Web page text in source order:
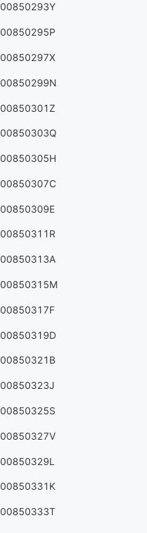
00850293Y
00850295P
00850297X
00850299N
00850301Z
00850303Q
00850305H
00850307C
00850309E
00850311R
00850313A
00850315M
00850317F
00850319D
00850321B
00850323J
00850325S
00850327V
00850329L
00850331K
00850333T